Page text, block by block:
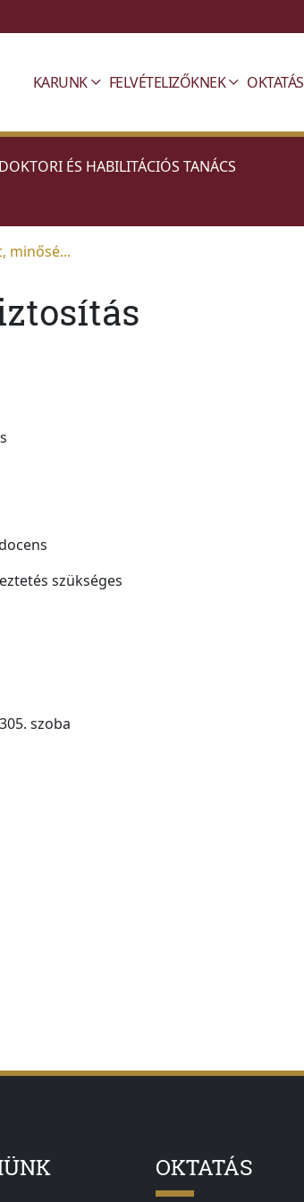
KARUNK FELVÉTELIZŐKNEK OKTATÁS
DOKTORI ÉS HABILITÁCIÓS TANÁCS
minősé...
szükséges
szoba
OKTATÁS